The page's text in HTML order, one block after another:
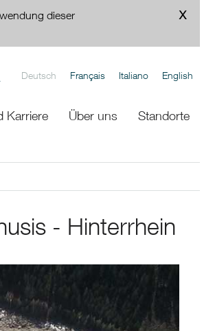
dieser
Deutsch Français Italiano English
Karriere Über uns Standorte
- Hinterrhein